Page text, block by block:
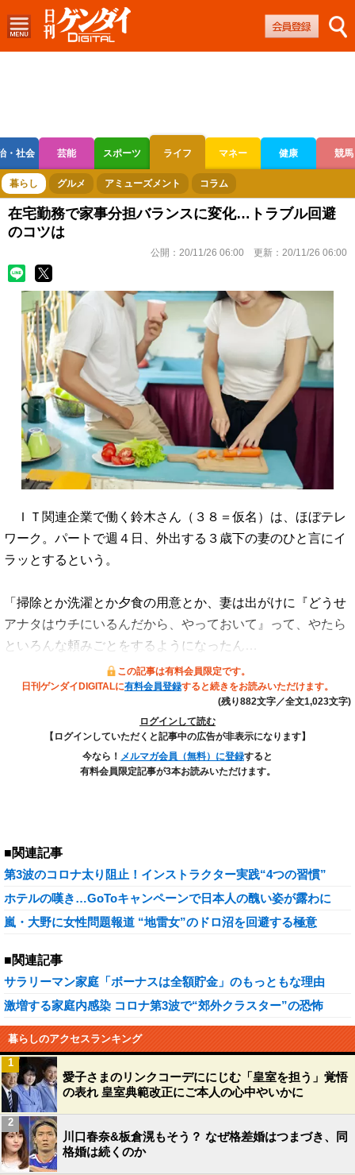
・社会 芸能 スポーツ ライフ マネー 健康 競馬
ボートレース 競輪 オートレース
暮らし グルメ アミューズメント コラム
在宅勤務で家事分担バランスに変化…トラブル回避
のコツは
公開： 20/11/26 06:00 更新： 20/11/26 06:00
ＩＴ関連企業で働く鈴木さん（３８＝仮名）は、ほぼテレ
ワーク。パートで週４日、外出する３歳下の妻のひと言にイ
ラッとするという。
「掃除とか洗濯とか夕食の用意とか、妻は出がけに『どうせ
アナタはウチにいるんだから、やっておいて』って、やたら
といろんな頼みごとをするようになったん…
この記事は有料会員限定です。
日刊ゲンダイDIGITALに有料会員登録すると続きをお読みいただけます。
(残り882文字／全文1,023文字)
ログインして読む
【ログインしていただくと記事中の広告が非表示になります】
今なら！ メルマガ会員（無料）に登録すると
有料会員限定記事が3本お読みいただけます。
■関連記事
第3波のコロナ太り阻止！インストラクター実践“4つの習慣”
ホテルの嘆き…GoToキャンペーンで日本人の醜い姿が露わに
嵐・大野に女性問題報道 “地雷女”のドロ沼を回避する極意
■関連記事
サラリーマン家庭「ボーナスは全額貯金」のもっともな理由
激増する家庭内感染 コロナ第3波で“郊外クラスター”の恐怖
暮らしのアクセスランキング
愛子さまのリンクコーデににじむ「皇室を担う」覚悟
の表れ 皇室典範改正にご本人の心中やいかに
1
川口春奈&板倉滉もそう？ なぜ格差婚はつまづき、同
格婚は続くのか
2